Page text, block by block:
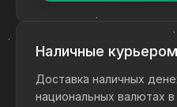
Наличные курьером
Доставка наличных
национальных валютах